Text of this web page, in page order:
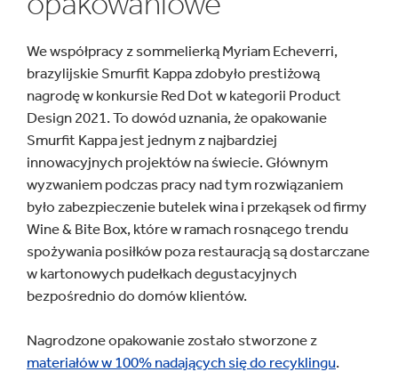
We współpracy z sommelierką Myriam Echeverri,
brazylijskie Smurfit Kappa zdobyło prestiżową
nagrodę w konkursie Red Dot w kategorii Product
Design 2021. To dowód uznania, że opakowanie
Smurfit Kappa jest jednym z najbardziej
innowacyjnych projektów na świecie. Głównym
wyzwaniem podczas pracy nad tym rozwiązaniem
było zabezpieczenie butelek wina i przekąsek od firmy
Wine & Bite Box, które w ramach rosnącego trendu
spożywania posiłków poza restauracją są dostarczane
w kartonowych pudełkach degustacyjnych
bezpośrednio do domów klientów.
Nagrodzone opakowanie zostało stworzone z
materiałów w 100% nadających się do recyklingu.